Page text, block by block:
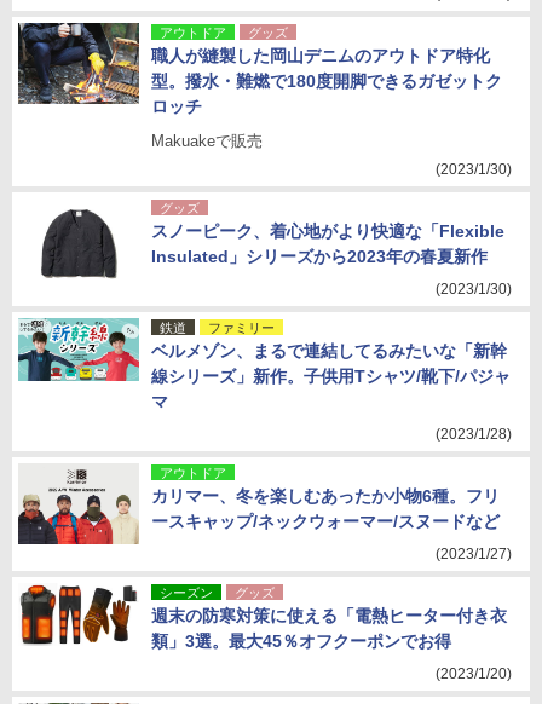
アウトドア グッズ
職人が縫製した岡山デニムのアウトドア特化
型。撥水・難燃で180度開脚できるガゼットク
ロッチ
Makuakeで販売
(2023/1/30)
グッズ
スノーピーク、着心地がより快適な「Flexible
Insulated」シリーズから2023年の春夏新作
(2023/1/30)
鉄道 ファミリー
ベルメゾン、まるで連結してるみたいな「新幹
線シリーズ」新作。子供用Tシャツ/靴下/パジャ
マ
(2023/1/28)
アウトドア
カリマー、冬を楽しむあったか小物6種。フリ
ースキャップ/ネックウォーマー/スヌードなど
(2023/1/27)
シーズン グッズ
週末の防寒対策に使える「電熱ヒーター付き衣
類」3選。最大45％オフクーポンでお得
(2023/1/20)